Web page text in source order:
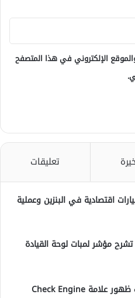
الإلكتروني في هذا المتصفح
تعليقات
10 سيارات اقتصادية في البنزين وعملية
مؤشر لمبات لوحة القيادة
اشهر اسباب ظهور علامة Check Engine